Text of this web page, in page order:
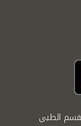
الطبي